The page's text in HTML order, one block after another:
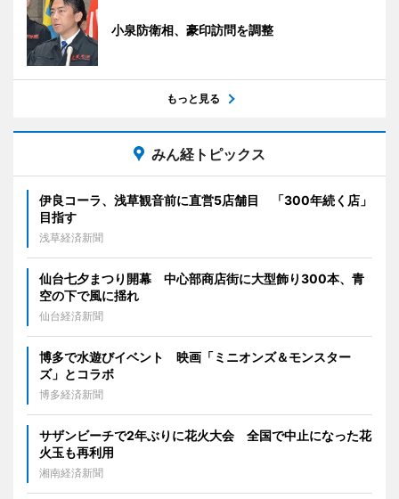
小泉防衛相、豪印訪問を調整
もっと見る
みん経トピックス
伊良コーラ、浅草観音前に直営5店舗目 「300年続く店」
目指す
浅草経済新聞
仙台七夕まつり開幕 中心部商店街に大型飾り300本、青
空の下で風に揺れ
仙台経済新聞
博多で水遊びイベント 映画「ミニオンズ＆モンスター
ズ」とコラボ
博多経済新聞
サザンビーチで2年ぶりに花火大会 全国で中止になった花
火玉も再利用
湘南経済新聞